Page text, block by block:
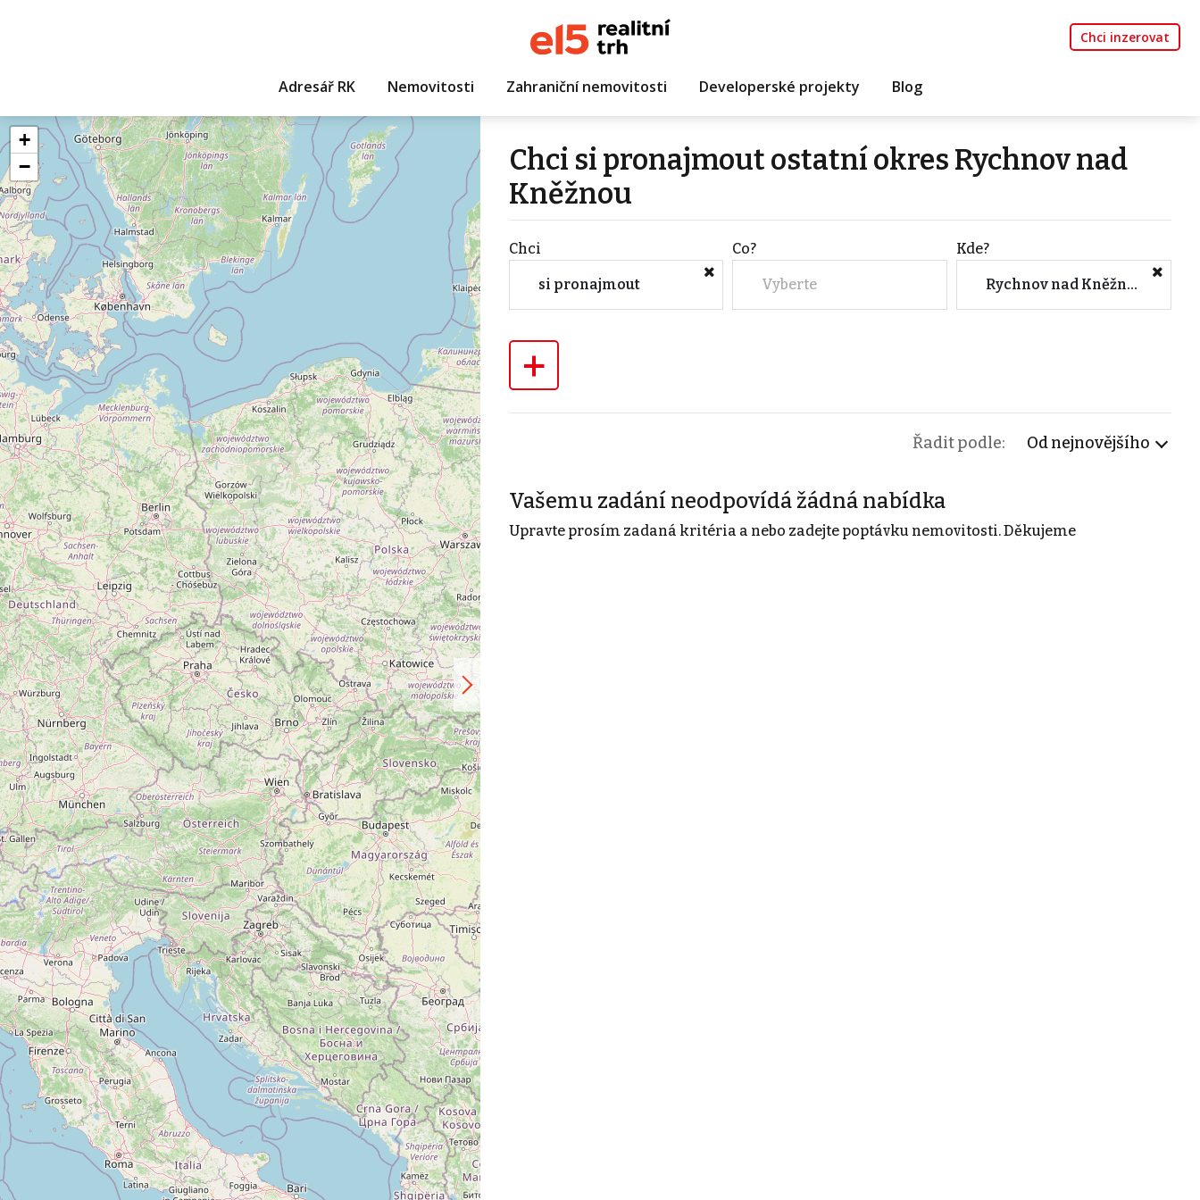
Chci inzerovat
Adresář RK Nemovitosti Zahraniční nemovitosti Developerské projekty Blog
+
−
Chci si pronajmout ostatní okres Rychnov nad
Kněžnou
Chci
si pronajmout
Co?
Vyberte
Kde?
Rychnov nad Kněžnou (Okres, Královéhradecký kraj)
+
Řadit podle: Od nejnovějšího
Vašemu zadání neodpovídá žádná nabídka
Upravte prosím zadaná kritéria a nebo zadejte poptávku nemovitosti. Děkujeme